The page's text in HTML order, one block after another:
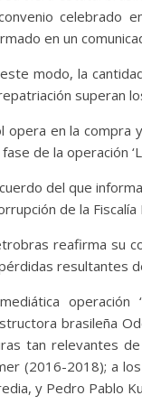
celebrado
en un
modo, la
superan
opera en la compra
fase de la operación
del que
de la Fiscalía
reafirma su
resultantes
operación
brasileña
tan relevantes
(2016-2018); a
y Pedro Pablo
2026
Bolivia Energia